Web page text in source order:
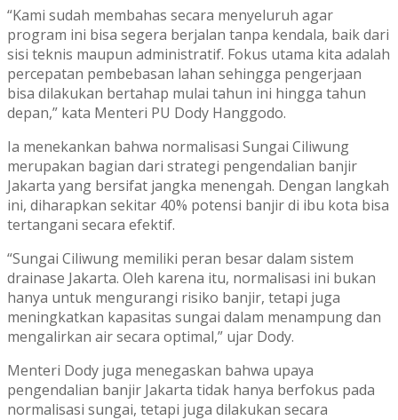
“Kami sudah membahas secara menyeluruh agar
program ini bisa segera berjalan tanpa kendala, baik dari
sisi teknis maupun administratif. Fokus utama kita adalah
percepatan pembebasan lahan sehingga pengerjaan
bisa dilakukan bertahap mulai tahun ini hingga tahun
depan,” kata Menteri PU Dody Hanggodo.
Ia menekankan bahwa normalisasi Sungai Ciliwung
merupakan bagian dari strategi pengendalian banjir
Jakarta yang bersifat jangka menengah. Dengan langkah
ini, diharapkan sekitar 40% potensi banjir di ibu kota bisa
tertangani secara efektif.
“Sungai Ciliwung memiliki peran besar dalam sistem
drainase Jakarta. Oleh karena itu, normalisasi ini bukan
hanya untuk mengurangi risiko banjir, tetapi juga
meningkatkan kapasitas sungai dalam menampung dan
mengalirkan air secara optimal,” ujar Dody.
Menteri Dody juga menegaskan bahwa upaya
pengendalian banjir Jakarta tidak hanya berfokus pada
normalisasi sungai, tetapi juga dilakukan secara